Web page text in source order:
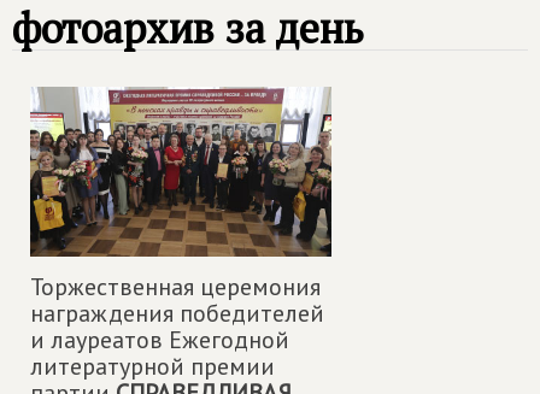
фотоархив за день
Торжественная церемония
награждения победителей
и лауреатов Ежегодной
литературной премии